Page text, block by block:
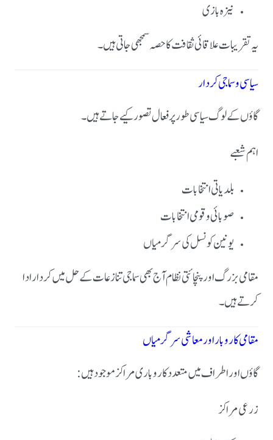
نیزہ بازی
یہ تقریبات علاقائی ثقافت کا حصہ سمجھی جاتی ہیں۔
سیاسی و سماجی کردار
گاؤں کے لوگ سیاسی طور پر فعال تصور کیے جاتے ہیں۔
اہم شعبے
بلدیاتی انتخابات
صوبائی و قومی انتخابات
یونین کونسل کی سرگرمیاں
مقامی بزرگ اور پنچائتی نظام آج بھی سماجی تنازعات کے حل میں کردار ادا
کرتے ہیں۔
مقامی کاروبار اور معاشی سرگرمیاں
گاؤں اور اطراف میں متعدد کاروباری مراکز موجود ہیں:
زرعی مراکز